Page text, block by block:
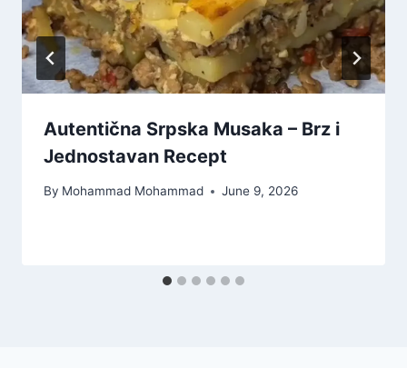
Autentična Srpska Musaka – Brz i
Jednostavan Recept
By Mohammad Mohammad June 9, 2026